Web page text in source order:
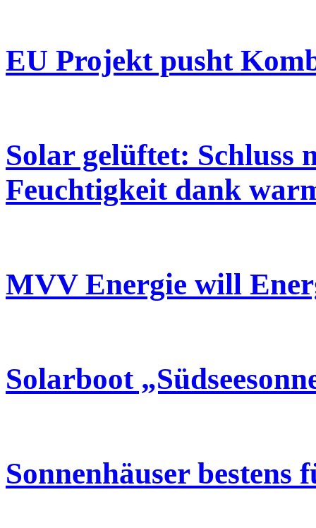
EU Projekt pusht
Solar gelüftet: Schluss
Feuchtigkeit dank
MVV Energie will
Solarboot
Sonnenhäuser bestens